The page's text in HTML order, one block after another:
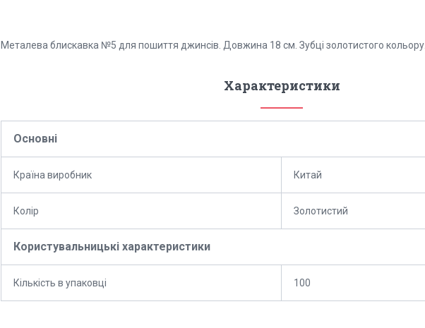
Металева блискавка №5 для пошиття джинсів. Довжина 18 см. Зубці золотистого кольору.
Характеристики
Основні
Країна виробник Китай
Колір Золотистий
Користувальницькі характеристики
Кількість в упаковці 100